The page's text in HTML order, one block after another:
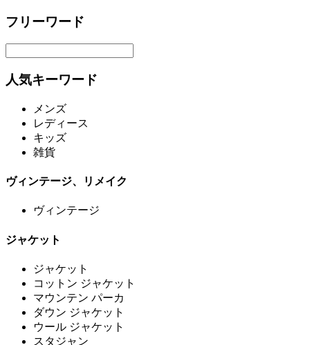
フリーワード
人気キーワード
メンズ
レディース
キッズ
雑貨
ヴィンテージ、リメイク
ヴィンテージ
ジャケット
ジャケット
コットン ジャケット
マウンテン パーカ
ダウン ジャケット
ウール ジャケット
スタジャン